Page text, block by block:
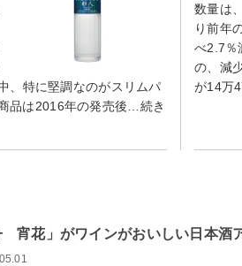
、特に堅調なのがスリムパ
品は2016年の発売後…続き
数量は
り前年
べ2.7％
の、減
が14万
宵花」がワインがおいしい日本酒